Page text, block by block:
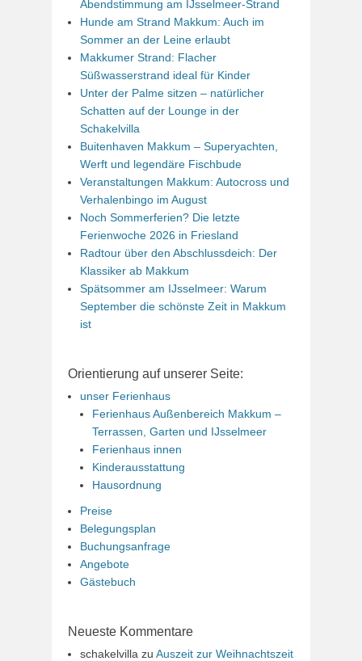
Abendstimmung am IJsselmeer-Strand
Hunde am Strand Makkum: Auch im
Sommer an der Leine erlaubt
Makkumer Strand: Flacher
Süßwasserstrand ideal für Kinder
Unter der Palme sitzen – natürlicher
Schatten auf der Lounge in der
Schakelvilla
Buitenhaven Makkum – Superyachten,
Werft und legendäre Fischbude
Veranstaltungen Makkum: Autocross und
Verhalenbingo im August
Noch Sommerferien? Die letzte
Ferienwoche 2026 in Friesland
Radtour über den Abschlussdeich: Der
Klassiker ab Makkum
Spätsommer am IJsselmeer: Warum
September die schönste Zeit in Makkum
ist
Orientierung auf unserer Seite:
unser Ferienhaus
Ferienhaus Außenbereich Makkum –
Terrassen, Garten und IJsselmeer
Ferienhaus innen
Kinderausstattung
Hausordnung
Preise
Belegungsplan
Buchungsanfrage
Angebote
Gästebuch
Neueste Kommentare
schakelvilla zu Auszeit zur Weihnachtszeit